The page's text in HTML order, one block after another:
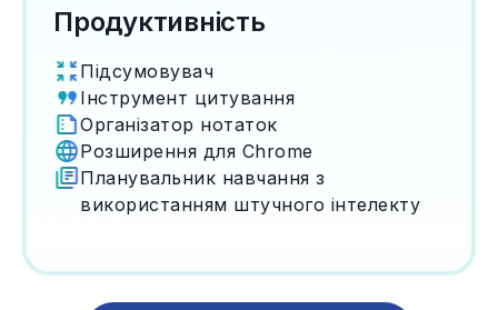
Продуктивність
Підсумовувач
Інструмент цитування
Організатор нотаток
Розширення для Chrome
Планувальник навчання з
використанням штучного інтелекту